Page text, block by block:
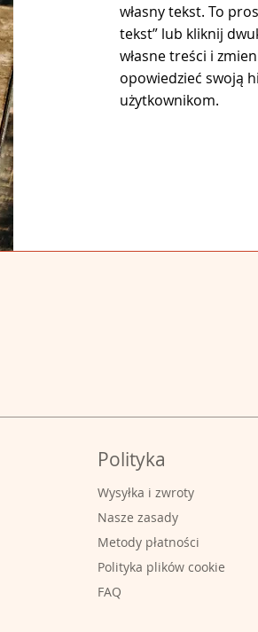
własny tekst. To
tekst” lub kliknij
własne treści i
opowiedzieć swoją
użytkownikom.
Polityka
Wysyłka i zwroty
Nasze zasady
Metody płatności
Polityka plików cookie
FAQ